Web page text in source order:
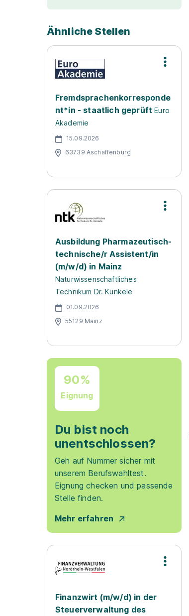
Ähnliche Stellen
Fremdsprachenkorresponde
nt*in - staatlich geprüft Euro
Akademie
15.09.2026
63739 Aschaffenburg
Ausbildung Pharmazeutisch-
technische/r Assistent/in
(m/w/d) in Mainz
Naturwissenschaftliches
Technikum Dr. Künkele
01.09.2026
55129 Mainz
90%
Eignung
Du bist noch
unentschlossen?
Geh auf Nummer sicher mit
unserem Berufswahltest.
Eignung checken und passende
Stelle finden.
Mehr erfahren
Finanzwirt (m/w/d) in der
Steuerverwaltung des